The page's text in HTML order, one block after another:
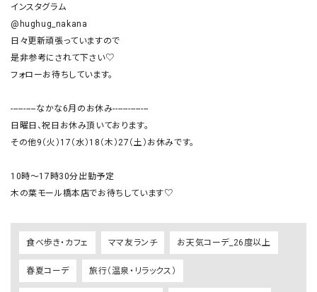
インスタグラム
@hughug_nakana
日々更新頑張っていますので
是非参考にされて下さい♡
フォローお待ちしています。
----------なかな6月のお休み--------------
日曜日、祝日お休み頂いております。
その他9（火）17（水）18（木）27（土）お休みです。
10時〜17時30分出勤予定
木の葉モール橋本店でお待ちしています♡
食べ歩き・カフェ ママ友ランチ お天気コーデ_26度以上
春夏コーデ 旅行（温泉・リラックス）